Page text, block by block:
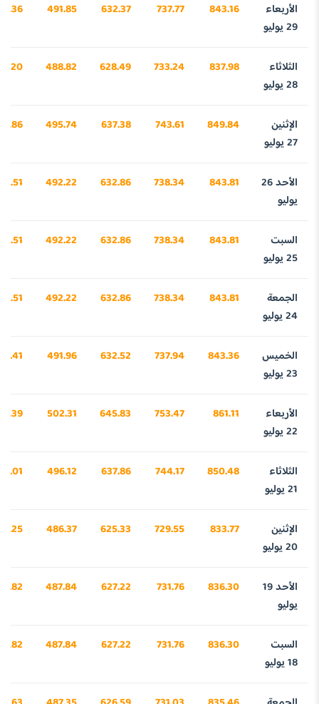
الأربعاء
29 يوليو
843.16
737.77
632.37
491.85
الثلاثاء
28 يوليو
837.98
733.24
628.49
488.82
الإثنين
27 يوليو
849.84
743.61
637.38
495.74
الأحد 26
يوليو
843.81
738.34
632.86
492.22
السبت
25 يوليو
843.81
738.34
632.86
492.22
الجمعة
24 يوليو
843.81
738.34
632.86
492.22
الخميس
23 يوليو
843.36
737.94
632.52
491.96
الأربعاء
22 يوليو
861.11
753.47
645.83
502.31
الثلاثاء
21 يوليو
850.48
744.17
637.86
496.12
الإثنين
20 يوليو
833.77
729.55
625.33
486.37
الأحد 19
يوليو
836.30
731.76
627.22
487.84
السبت
18 يوليو
836.30
731.76
627.22
487.84